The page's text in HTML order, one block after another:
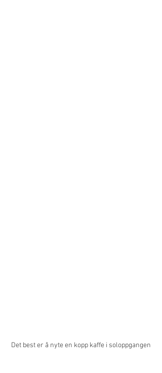
Det best er å nyte en kopp kaffe i soloppgangen